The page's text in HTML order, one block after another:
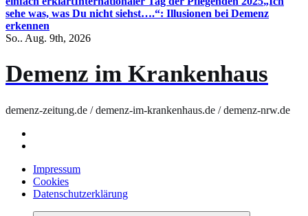
sehe was, was Du nicht siehst….“: Illusionen bei Demenz
erkennen
So.. Aug. 9th, 2026
Demenz im Krankenhaus
demenz-zeitung.de / demenz-im-krankenhaus.de / demenz-nrw.de
Impressum
Cookies
Datenschutzerklärung